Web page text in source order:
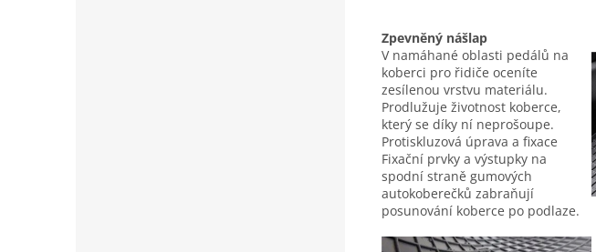
Zpevněný nášlap
V namáhané oblasti pedálů na
koberci pro řidiče oceníte
zesílenou vrstvu materiálu.
Prodlužuje životnost koberce,
který se díky ní neprošoupe.
Protiskluzová úprava a fixace
Fixační prvky a výstupky na
spodní straně gumových
autokoberečků zabraňují
posunování koberce po podlaze.